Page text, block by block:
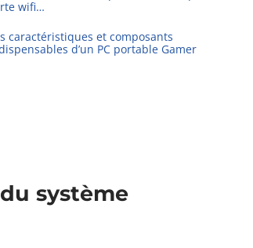
wifi…
caractéristiques et composants
d’un PC portable Gamer
système